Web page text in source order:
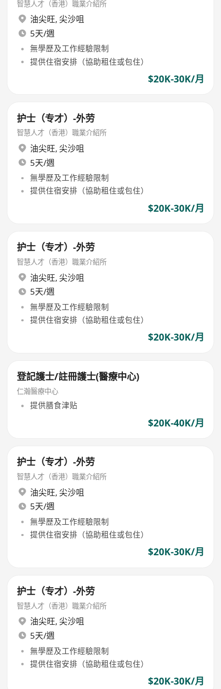
智慧人才（香港）職業介紹所
油尖旺, 尖沙咀
5天/週
無學歷及工作經驗限制
提供住宿安排（協助租住或包住）
$20K-30K/月
护士（专才）-外劳
智慧人才（香港）職業介紹所
油尖旺, 尖沙咀
5天/週
無學歷及工作經驗限制
提供住宿安排（協助租住或包住）
$20K-30K/月
护士（专才）-外劳
智慧人才（香港）職業介紹所
油尖旺, 尖沙咀
5天/週
無學歷及工作經驗限制
提供住宿安排（協助租住或包住）
$20K-30K/月
登記護士/註冊護士(醫療中心)
仁瀚醫療中心
提供膳食津贴
$20K-40K/月
护士（专才）-外劳
智慧人才（香港）職業介紹所
油尖旺, 尖沙咀
5天/週
無學歷及工作經驗限制
提供住宿安排（協助租住或包住）
$20K-30K/月
护士（专才）-外劳
智慧人才（香港）職業介紹所
油尖旺, 尖沙咀
5天/週
無學歷及工作經驗限制
提供住宿安排（協助租住或包住）
$20K-30K/月